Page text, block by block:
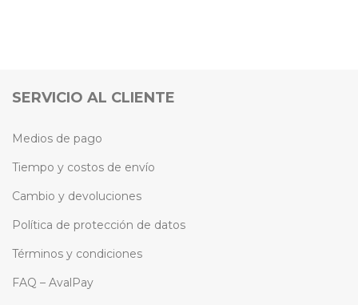
SERVICIO AL CLIENTE
Medios de pago
Tiempo y costos de envío
Cambio y devoluciones
Política de protección de datos
Términos y condiciones
FAQ – AvalPay